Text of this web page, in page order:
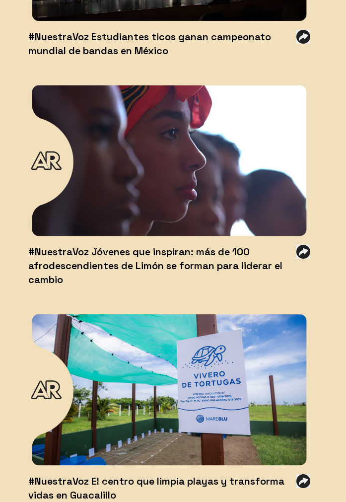
#NuestraVoz Estudiantes ticos ganan campeonato
mundial de bandas en México
#NuestraVoz Jóvenes que inspiran: más de 100
afrodescendientes de Limón se forman para liderar el
cambio
#NuestraVoz El centro que limpia playas y transforma
vidas en Guacalillo